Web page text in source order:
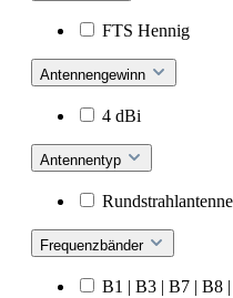
FTS Hennig
Antennengewinn
4 dBi
Antennentyp
Rundstrahlantenne
Frequenzbänder
B1 | B3 | B7 | B8